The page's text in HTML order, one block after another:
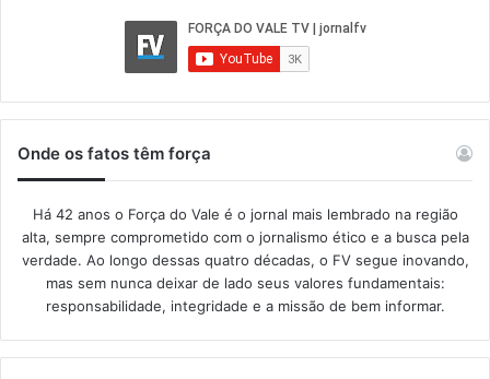
Onde os fatos têm força
Há 42 anos o Força do Vale é o jornal mais lembrado na região
alta, sempre comprometido com o jornalismo ético e a busca pela
verdade. Ao longo dessas quatro décadas, o FV segue inovando,
mas sem nunca deixar de lado seus valores fundamentais:
responsabilidade, integridade e a missão de bem informar.​